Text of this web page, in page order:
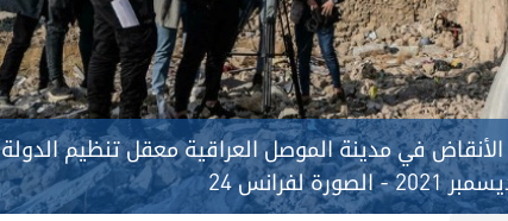
في مدينة الموصل العراقية معقل تنظيم الدولة